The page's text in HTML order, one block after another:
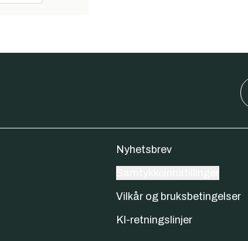
Nyhetsbrev
Vilkår og bruksbetingelser
KI-retningslinjer